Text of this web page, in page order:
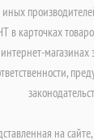
в карточках
магазинах
на